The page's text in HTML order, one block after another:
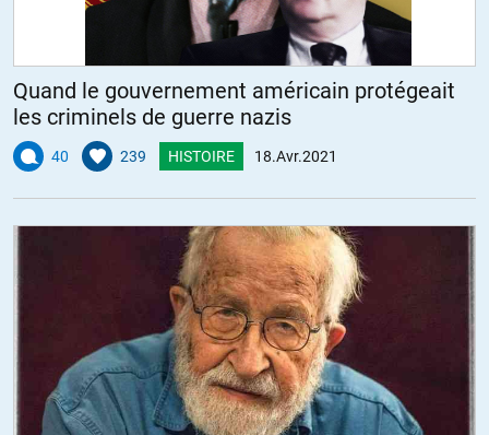
Quand le gouvernement américain protégeait
les criminels de guerre nazis
40 239 HISTOIRE 18.Avr.2021